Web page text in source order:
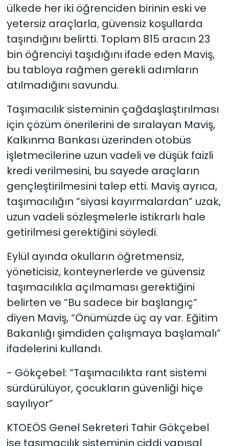
ülkede her iki öğrenciden birinin eski ve
yetersiz araçlarla, güvensiz koşullarda
taşındığını belirtti. Toplam 815 aracın 23
bin öğrenciyi taşıdığını ifade eden Maviş,
bu tabloya rağmen gerekli adımların
atılmadığını savundu.
Taşımacılık sisteminin çağdaşlaştırılması
için çözüm önerilerini de sıralayan Maviş,
Kalkınma Bankası üzerinden otobüs
işletmecilerine uzun vadeli ve düşük faizli
kredi verilmesini, bu sayede araçların
gençleştirilmesini talep etti. Maviş ayrıca,
taşımacılığın “siyasi kayırmalardan” uzak,
uzun vadeli sözleşmelerle istikrarlı hale
getirilmesi gerektiğini söyledi.
Eylül ayında okulların öğretmensiz,
yöneticisiz, konteynerlerde ve güvensiz
taşımacılıkla açılmaması gerektiğini
belirten ve “Bu sadece bir başlangıç”
diyen Maviş, “Önümüzde üç ay var. Eğitim
Bakanlığı şimdiden çalışmaya başlamalı”
ifadelerini kullandı.
- Gökçebel: “Taşımacılıkta rant sistemi
sürdürülüyor, çocukların güvenliği hiçe
sayılıyor”
KTOEÖS Genel Sekreteri Tahir Gökçebel
ise taşımacılık sisteminin ciddi yapısal